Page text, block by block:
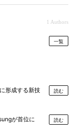
1 Authors
一覧
形成する新技
読む
が首位に 読む